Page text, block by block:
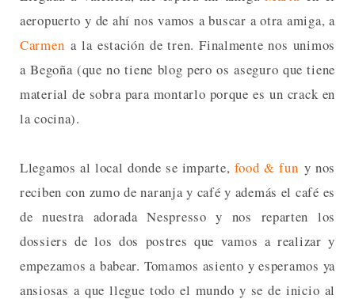
aeropuerto y de ahí nos vamos a buscar a otra amiga, a
Carmen a la estación de tren. Finalmente nos unimos
a Begoña (que no tiene blog pero os aseguro que tiene
material de sobra para montarlo porque es un crack en
la cocina).
Llegamos al local donde se imparte, food & fun y nos
reciben con zumo de naranja y café y además el café es
de nuestra adorada Nespresso y nos reparten los
dossiers de los dos postres que vamos a realizar y
empezamos a babear. Tomamos asiento y esperamos ya
ansiosas a que llegue todo el mundo y se de inicio al